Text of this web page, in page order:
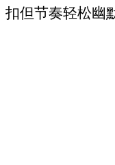
扣但节奏轻松幽